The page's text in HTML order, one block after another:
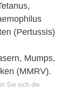
(Pertussis)
Mumps,
(MMRV).
Sie sich die